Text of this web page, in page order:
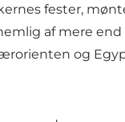
fester,
af mere
og